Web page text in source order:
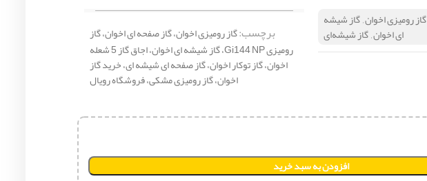
گاز رومیزی اخوان,گاز شیشه
ای اخوان,گاز شیشه‌ای برچسب:گاز رومیزی اخوان، گاز صفحه ای اخوان، گاز
رومیزی Gi144 NP، گاز شیشه ای اخوان، اجاق گاز 5 شعله
اخوان، گاز توکار اخوان، گاز صفحه ای شیشه ای، خرید گاز
اخوان، گاز رومیزی مشکی، فروشگاه رویال
افزودن به سبد خرید